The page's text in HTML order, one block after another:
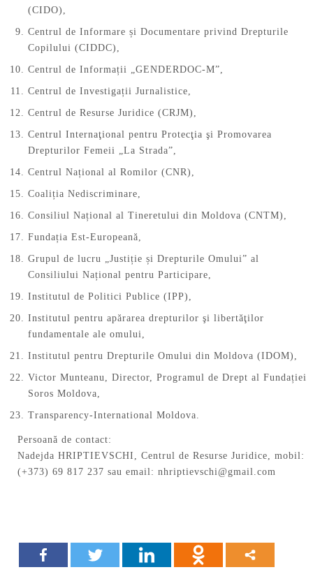
(CIDO),
Centrul de Informare și Documentare privind Drepturile
Copilului (CIDDC),
Centrul de Informații „GENDERDOC-M”,
Centrul de Investigații Jurnalistice,
Centrul de Resurse Juridice (CRJM),
Centrul Internaţional pentru Protecţia şi Promovarea
Drepturilor Femeii „La Strada”,
Centrul Național al Romilor (CNR),
Coaliția Nediscriminare,
Consiliul Național al Tineretului din Moldova (CNTM),
Fundația Est-Europeană,
Grupul de lucru „Justiție și Drepturile Omului” al
Consiliului Național pentru Participare,
Institutul de Politici Publice (IPP),
Institutul pentru apărarea drepturilor şi libertăţilor
fundamentale ale omului,
Institutul pentru Drepturile Omului din Moldova (IDOM),
Victor Munteanu, Director, Programul de Drept al Fundației
Soros Moldova,
Transparency-International Moldova.
Persoană de contact:
Nadejda HRIPTIEVSCHI, Centrul de Resurse Juridice, mobil:
(+373) 69 817 237 sau email: nhriptievschi@gmail.com